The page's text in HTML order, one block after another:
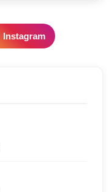
Instagram